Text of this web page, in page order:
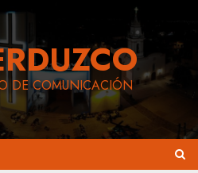
DE COMUNICACIÓN